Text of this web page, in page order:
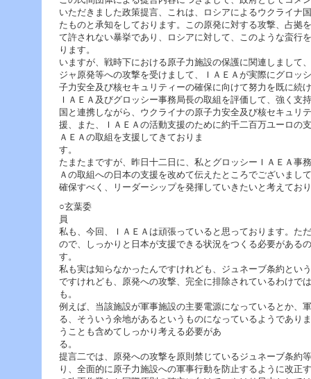
いただきました政策提言、これは、ロシアによるウクライナ
たものと承知をしております。この原発に対する攻撃、占拠
て許されない暴挙であり、ロシアに対して、このような蛮行
ります。 その上で、こ
いますが、戦時下における原子力施設の保護に関連しまして
ジャ原発等への攻撃を受けまして、ＩＡＥＡが実際にグロッ
子力安全及び核セキュリティーの確保に向けて努力を既
ＩＡＥＡ及びグロッシー事務局長の取組を評価して、強く支
国と連携しながら、ウクライナの原子力安全及び核セキュリ
援、また、ＩＡＥＡの活動支援のために約千二百万ユーロの
ＡＥＡの取組を支援してきておりま
たまたまですが、昨日十二日に、私とグロッシーＩＡＥＡ事
Ａの取組への日本の支援を改めて伝えたところでございまし
確保すべく、リーダーシップを発揮していきたいと考えてお
○玄葉委
私も、今回、ＩＡＥＡは頑張っていると思っております。た
ので、しっかりと日本が支援できる状況をつくる必要がある
す
私も実は知らなかったんですけれども、ジュネーブ条約とい
ですけれども、原発への攻撃、完全に排除されているわけで
例えば、当該施設が軍事施設の主要電源になっているとか、
る、そういう余地があるというものになっているようであり
うことも含めてしっかり考える必要があ
提言二では、原発への攻撃を原則禁じているジュネーブ条約
り、全面的に原子力施設への軍事行動を防止するように改正